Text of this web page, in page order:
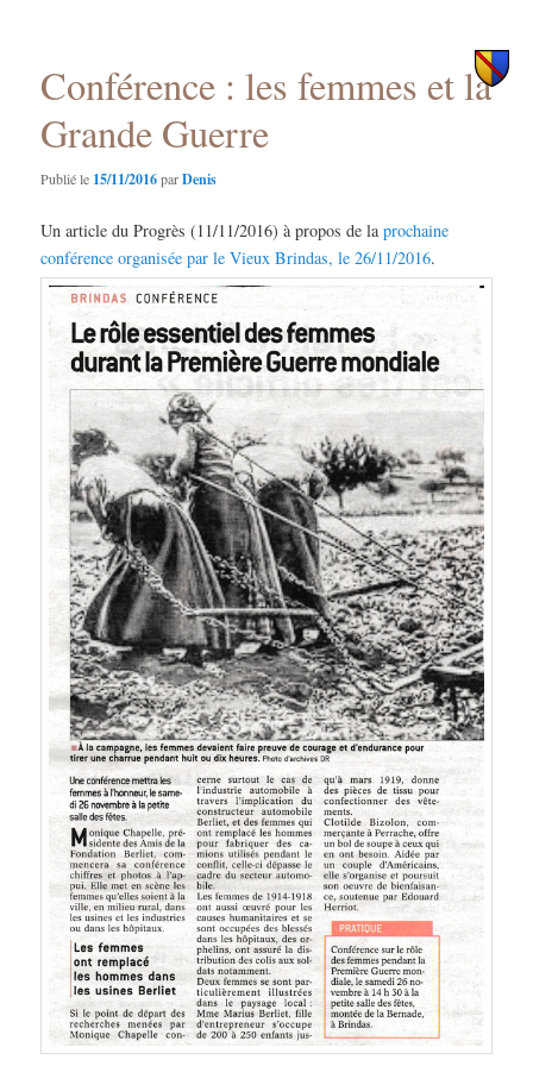
Conférence : les femmes et la
Grande Guerre
Publié le 15/11/2016parDenis
Un article du Progrès (11/11/2016) à propos de laprochaine
conférence organisée par le Vieux Brindas, le 26/11/2016.